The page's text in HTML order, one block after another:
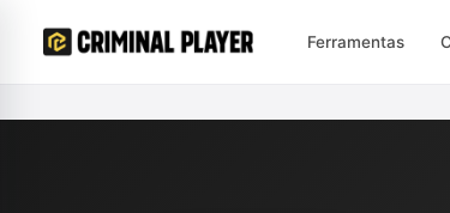
Ferramentas